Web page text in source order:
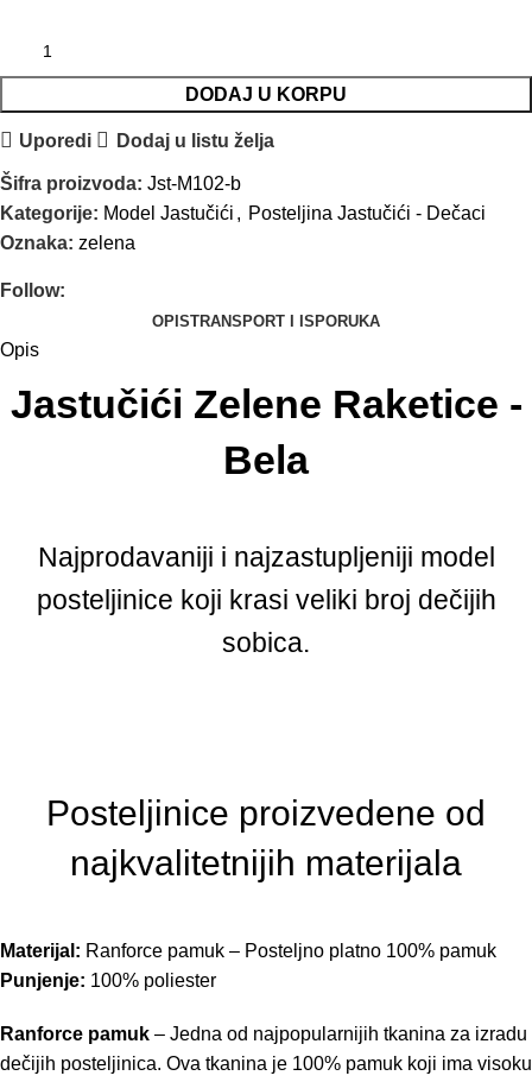
DODAJ U KORPU
Uporedi Dodaj u listu želja
Šifra proizvoda: Jst-M102-b
Kategorije: Model Jastučići , Posteljina Jastučići - Dečaci
Oznaka: zelena
Follow:
OPISTRANSPORT I ISPORUKA
Opis
Jastučići Zelene Raketice -
Bela
Najprodavaniji i najzastupljeniji model
posteljinice koji krasi veliki broj dečijih
sobica.
Posteljinice proizvedene od
najkvalitetnijih materijala
Materijal: Ranforce pamuk – Posteljno platno 100% pamuk
Punjenje: 100% poliester
Ranforce pamuk – Jedna od najpopularnijih tkanina za izradu
dečijih posteljinica. Ova tkanina je 100% pamuk koji ima visoku